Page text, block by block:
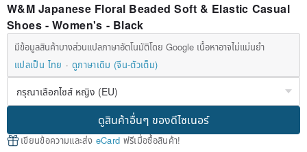
W&M Japanese Floral Beaded Soft & Elastic Casual
Shoes - Women's - Black
มีข้อมูลสินค้าบางส่วนแปลภาษาอัตโนมัติโดย Google เนื้อหาอาจไม่แม่นยำ
แปลเป็น ไทย
ดูภาษาเดิม (จีน-ตัวเต็ม)
ดูสินค้าอื่นๆ ของดีไซเนอร์
เขียนข้อความและส่ง eCard ฟรีเมื่อซื้อสินค้า!